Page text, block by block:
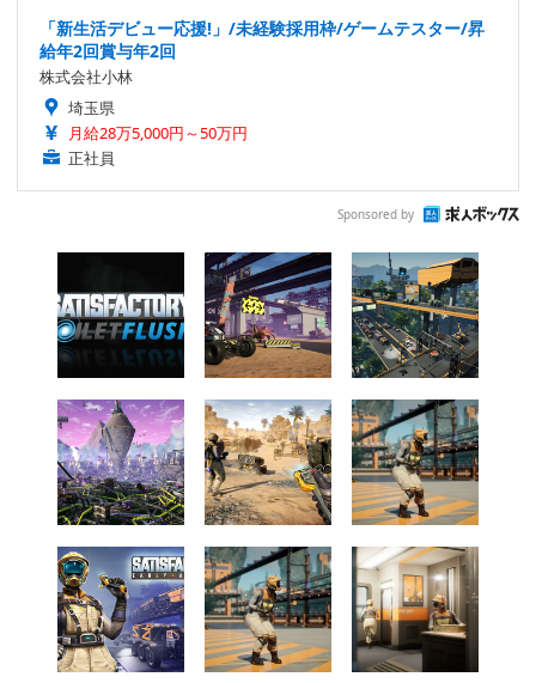
「新生活デビュー応援!」/未経験採用枠/ゲームテスター/昇
給年2回賞与年2回
株式会社小林
埼玉県
月給28万5,000円～50万円
正社員
Sponsored by